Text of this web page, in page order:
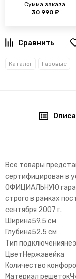
Сумма заказа:
30 990 ₽
Каталог Газовые
Все товары
сертифицирован в
ОФИЦИАЛЬНУЮ
строго в рамках
сентября 2007 г.
Ширина59.5 см
Глубина52.5 см
Тип
ЦветНержавейка
Количество
Материал